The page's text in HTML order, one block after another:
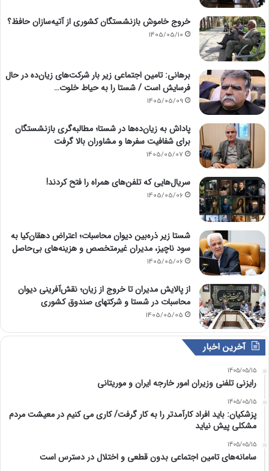
خروج خاموش بازنشستگان کشوری از آتیه‌سازان حافظ؟
1405/05/10
برهانی: تامین اجتماعی زیر بار شرکت‌های زیان‌ده در حال
فرسایش است / شستا را به حیاط خلوت…
1405/05/09
پاداش به زیان‌ده‌ها در شستا؛ مطالبه‌گری بازنشستگان
برای شفافیت سفرها و مشاوران بالا گرفت
1405/05/07
سریال‌هایی که تلفن‌های همراه را فتح کردند!
1405/05/06
شستا زیر ذره‌بین دیوان محاسبات؛ اعتراض دهقان‌کیا به
سود ناچیز، مدیران غیرمتخصص و هزینه‌های بی‌حاصل
1405/05/06
از پالایش مدیران تا خروج از زیان؛ نقش‌آفرینی دیوان
محاسبات در شستا و شرکتهای صندوق کشوری
1405/05/05
آخرین اخبار
1405/05/15
رایزنی تلفنی وزیران امور خارجه ایران و موریتانی
1405/05/15
پزشکیان: باید افراد کارآمدتر را به کار گرفت/ کاری می کنیم در معیشت مردم
مشکلی پیش نیاید
1405/05/15
سامانه‌های تامین اجتماعی بدون قطعی و اختلال در دسترس است